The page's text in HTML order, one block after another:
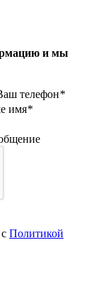
и мы
телефон*
имя*
Политикой